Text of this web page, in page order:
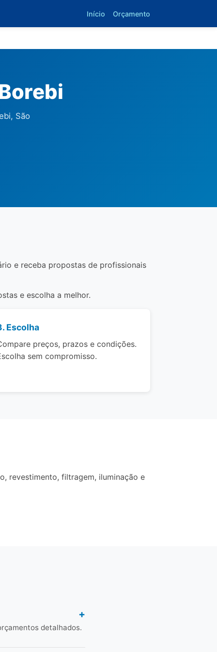
Início Orçamento
São
e receba propostas de profissionais
e escolha a melhor.
Escolha
preços, prazos e condições.
sem compromisso.
revestimento, filtragem, iluminação e
detalhados.